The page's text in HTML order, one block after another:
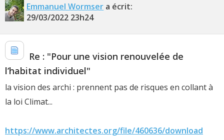
Emmanuel Wormser a écrit:
29/03/2022 23h24
Re : "Pour une vision renouvelée de
l’habitat individuel"
la vision des archi : prennent pas de risques en collant à
la loi Climat...
https://www.architectes.org/file/460636/download